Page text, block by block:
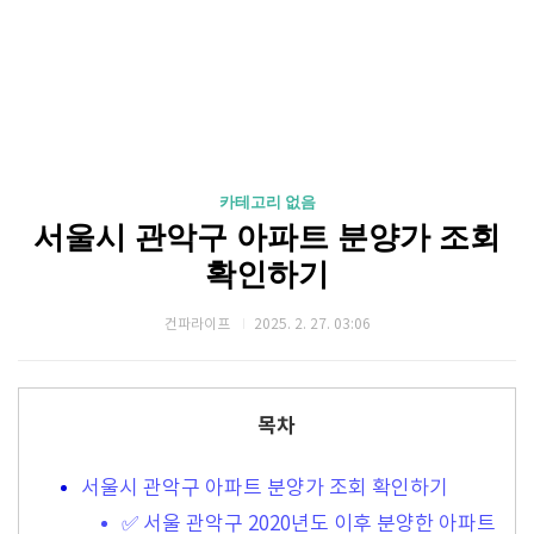
카테고리 없음
서울시 관악구 아파트 분양가 조회
확인하기
건파라이프 2025. 2. 27. 03:06
목차
서울시 관악구 아파트 분양가 조회 확인하기
✅ 서울 관악구 2020년도 이후 분양한 아파트